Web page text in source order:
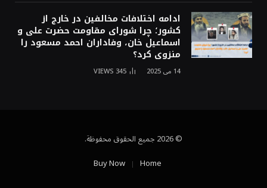
ادامه اختلافات مخالفین در خارج از
کشور؛ چرا شورای مقاومت حضرت علی و
اسماعیل خان، وفاداران احمد مسعود را
منزوی کرد؟
14 می 2025 345
VIEWS
© 2026 جميع الحقوق محفوظة.
Home
Buy Now